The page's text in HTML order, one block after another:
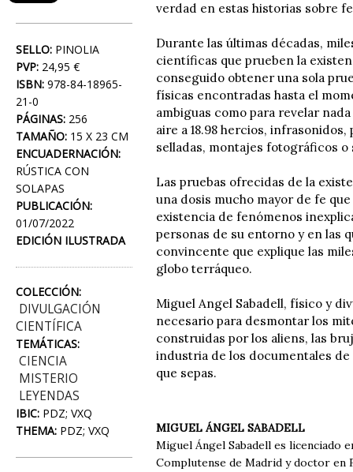
SELLO: PINOLIA
PVP: 24,95 €
ISBN: 978-84-18965-
21-0
PÁGINAS: 256
TAMAÑO: 15 X 23 CM
ENCUADERNACIÓN:
RÚSTICA CON
SOLAPAS
PUBLICACIÓN:
01/07/2022
EDICIÓN ILUSTRADA
COLECCIÓN:
DIVULGACIÓN
CIENTÍFICA
TEMÁTICAS:
CIENCIA
MISTERIO
LEYENDAS
IBIC: PDZ; VXQ
THEMA: PDZ; VXQ
verdad en estas historias sobre
Durante las últimas décadas,
científicas que prueben la
conseguido obtener una sola
físicas encontradas hasta el
ambiguas como para revelar
aire a 18.98 hercios,
selladas, montajes fotográficos
Las pruebas ofrecidas de la
una dosis mucho mayor de fe
existencia de fenómenos
personas de su entorno y en las
convincente que explique las
globo terráqueo.
Miguel Angel Sabadell, físico y
necesario para desmontar los
construidas por los aliens, las
industria de los documentales
que sepas.
MIGUEL ÁNGEL SABADELL
Miguel Ángel Sabadell es licenciado
Complutense de Madrid y doctor en